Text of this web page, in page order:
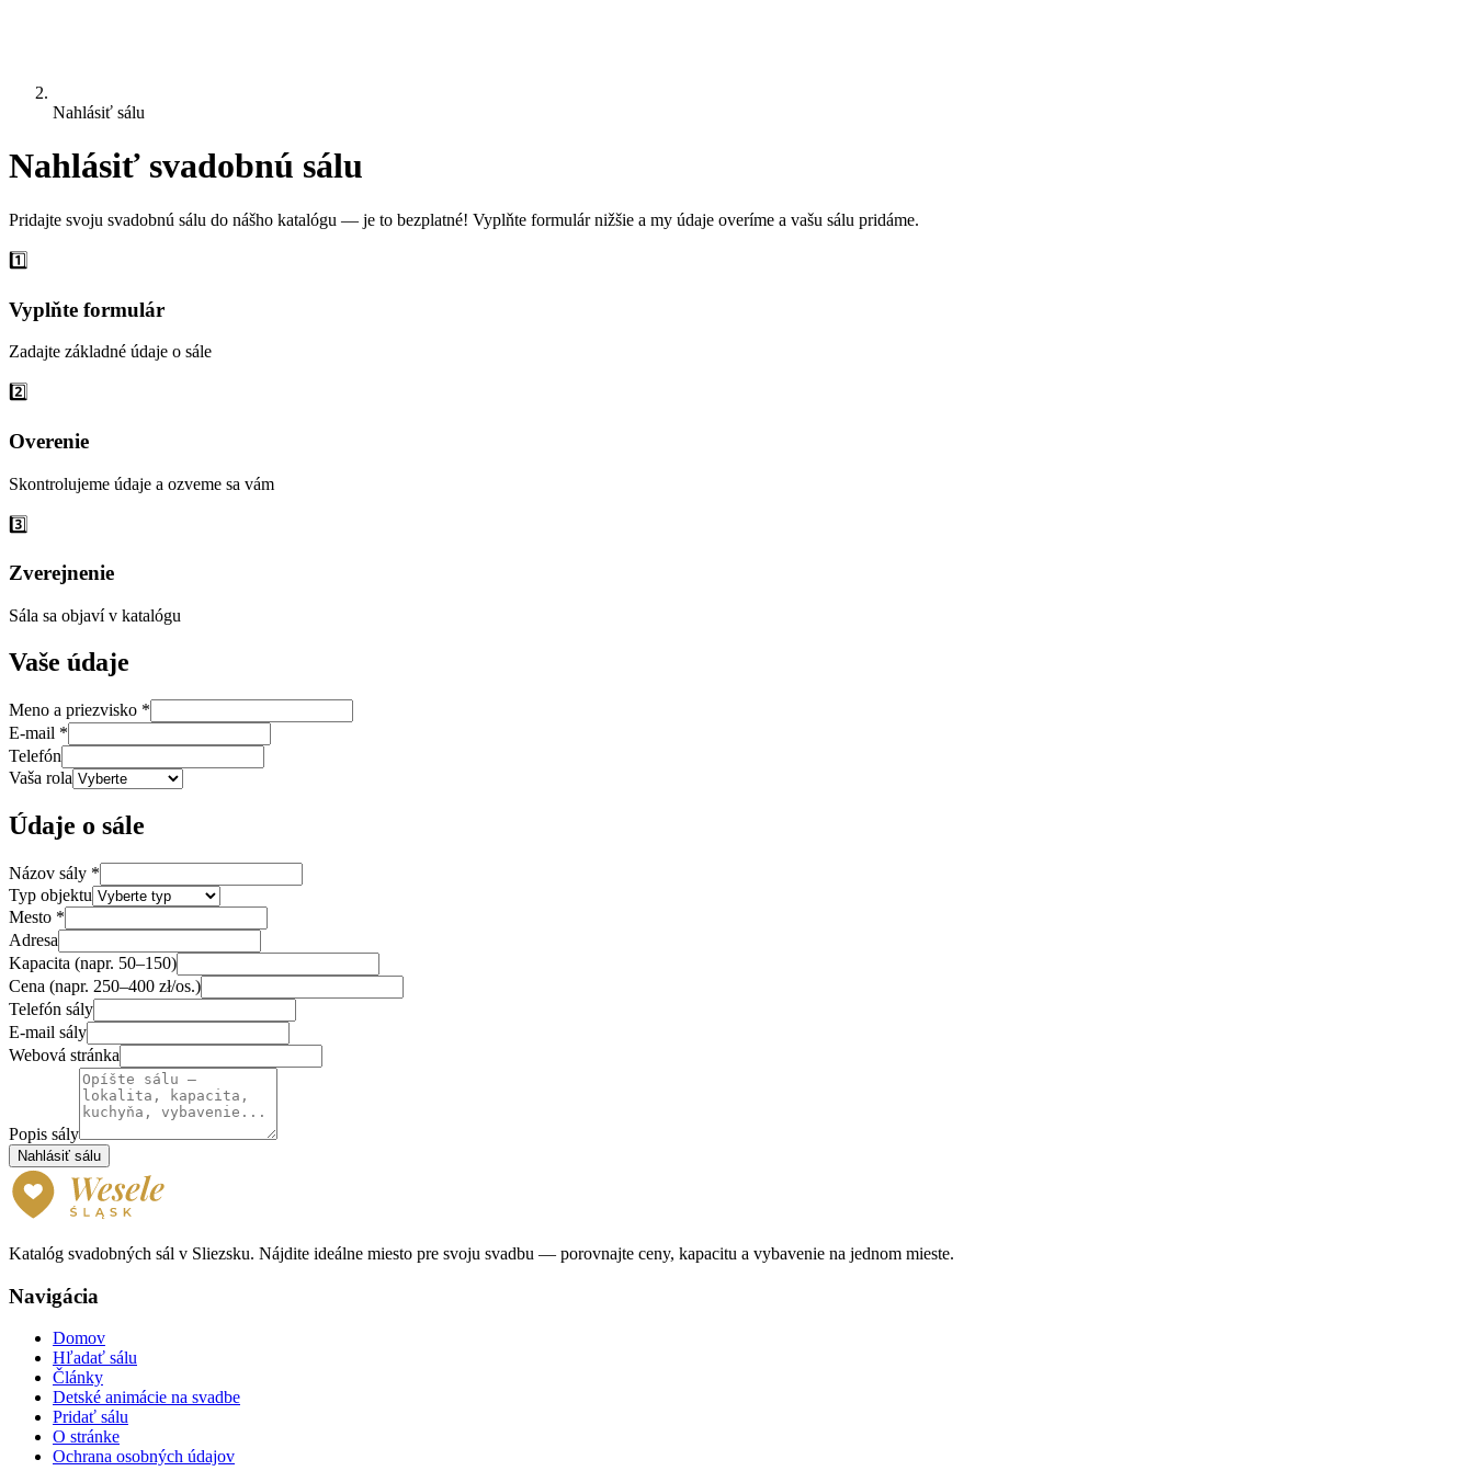
Nahlásiť sálu
Nahlásiť svadobnú sálu
Pridajte svoju svadobnú sálu do nášho katalógu — je to bezplatné! Vyplňte formulár nižšie a my údaje overíme a vašu sálu pridáme.
1️⃣
Vyplňte formulár
Zadajte základné údaje o sále
2️⃣
Overenie
Skontrolujeme údaje a ozveme sa vám
3️⃣
Zverejnenie
Sála sa objaví v katalógu
Vaše údaje
Meno a priezvisko *
E-mail *
Telefón
Vaša rola
Údaje o sále
Názov sály *
Typ objektu
Mesto *
Adresa
Kapacita (napr. 50–150)
Cena (napr. 250–400 zł/os.)
Telefón sály
E-mail sály
Webová stránka
Popis sály
Nahlásiť sálu
Katalóg svadobných sál v Sliezsku. Nájdite ideálne miesto pre svoju svadbu — porovnajte ceny, kapacitu a vybavenie na jednom mieste.
Navigácia
Domov
Hľadať sálu
Články
Detské animácie na svadbe
Pridať sálu
O stránke
Ochrana osobných údajov